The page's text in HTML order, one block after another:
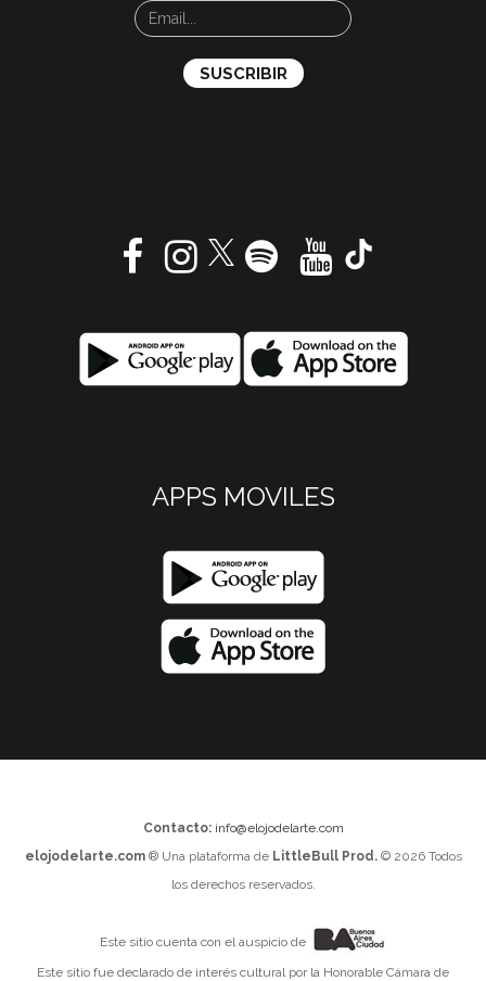
APPS MOVILES
Contacto: info@elojodelarte.com
elojodelarte.com® Una plataforma de LittleBull Prod.© 2026 Todos
los derechos reservados.
Este sitio cuenta con el auspicio de
Este sitio fue declarado de interés cultural por la Honorable Cámara de